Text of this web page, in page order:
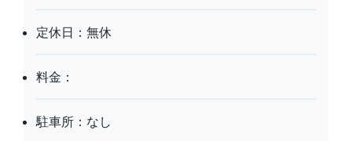
定休日：無休
料金：
駐車所：なし